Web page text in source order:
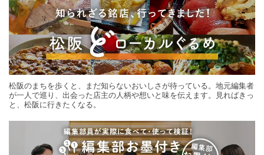
松阪のまちを歩くと、まだ知らないおいしさが待っている。地元編集者
が一人で巡り、出会った店主の人柄や想いと味を伝えます。見ればきっ
と、松阪に行きたくなる。